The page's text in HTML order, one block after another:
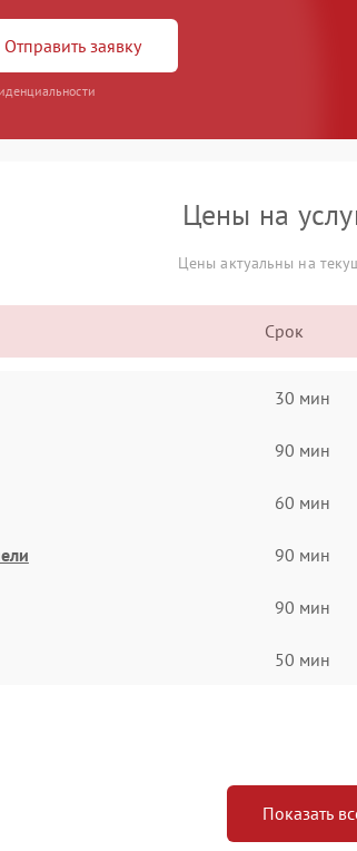
Отправить заявку
Цены на
Цены актуальны на
Срок
30 мин
90 мин
60 мин
90 мин
90 мин
50 мин
Показать